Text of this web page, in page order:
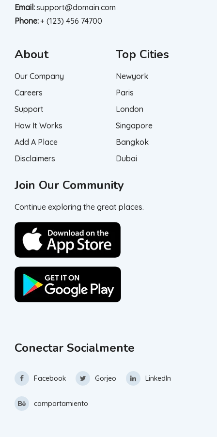
Email:support@domain.com
Phone:+ (123) 456 74700
About
Our Company
Careers
Support
How It Works
Add A Place
Disclaimers
Top Cities
Newyork
Paris
London
Singapore
Bangkok
Dubai
Join Our Community
Continue exploring the great places.
Conectar Socialmente
Facebook Gorjeo LinkedIn
comportamiento